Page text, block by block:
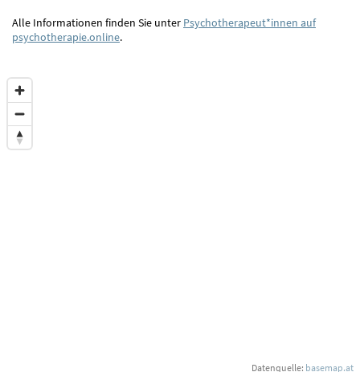
Alle Informationen finden Sie unter Psychotherapeut*innen auf
psychotherapie.online.
Datenquelle: basemap.at